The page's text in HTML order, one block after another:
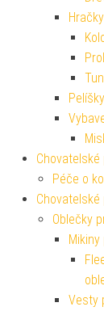
Péče o
Oblečky
Vesty